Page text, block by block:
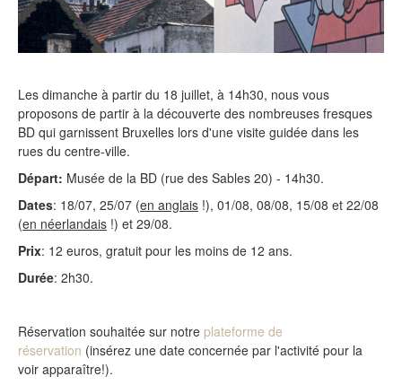
Les dimanche à partir du 18 juillet, à 14h30, nous vous
proposons de partir à la découverte des nombreuses fresques
BD qui garnissent Bruxelles lors d'une visite guidée dans les
rues du centre-ville.
Départ: Musée de la BD (rue des Sables 20) - 14h30.
Dates: 18/07, 25/07 (en anglais !), 01/08, 08/08, 15/08 et 22/08
(en néerlandais !) et 29/08.
Prix: 12 euros, gratuit pour les moins de 12 ans.
Durée: 2h30.
Réservation souhaitée sur notre plateforme de
réservation (insérez une date concernée par l'activité pour la
voir apparaître!).